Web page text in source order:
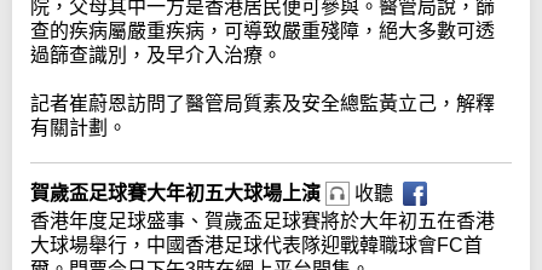
院，父母其中一方是香港居民便可參與。醫管局說，篩
查的疾病屬嚴重疾病，可導致嚴重殘障，絕大多數可透
過篩查識別，及早介入治療。
記者崔蔚恩訪問了醫管局質素及安全總監黃立己，解釋
有關計劃。
賀歲盃足球賽大年初五大球場上演
收聽
香港年度足球盛事、賀歲盃足球賽將於大年初五在香港
大球場舉行，中國香港足球代表隊迎戰韓職球會FC首